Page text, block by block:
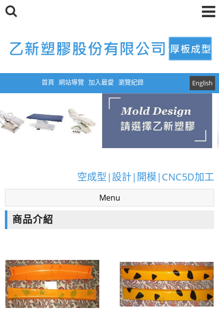
首頁 網站導覽 加入最愛 English
瀏覽紀錄
厚板真空成型|真空成型模具|塑膠真空成型|真
空成型|設計|開模|CNC5D加工
厚板真空成型|真空成型模具|塑膠真空成型|真
Menu
商品介紹